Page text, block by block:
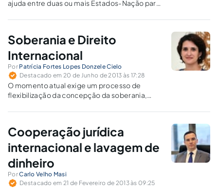
ajuda entre duas ou mais Estados-Nação para
ser das mais diversas espécies: políticos,
econômicos.
Soberania e Direito
Internacional
Por Patrícia Fortes Lopes Donzele Cielo
Destacado em 20 de Junho de 2013 às 17:28
O momento atual exige um processo de
flexibilização da concepção da soberania,
que o movimento por uma cooperação cada
um desgaste dos poderes soberanos dos
Estados.
Cooperação jurídica
internacional e lavagem de
dinheiro
PorCarlo Velho Masi
Destacado em 21 de Fevereiro de 2013 às 09:25